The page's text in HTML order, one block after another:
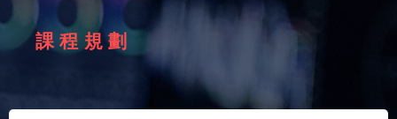
課程規劃